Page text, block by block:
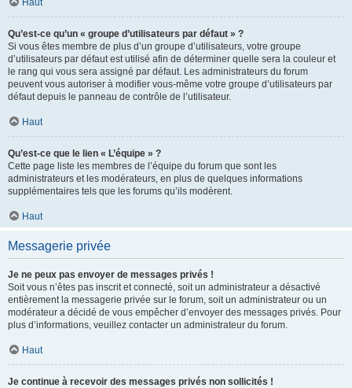
Haut
Qu’est-ce qu’un « groupe d’utilisateurs par défaut » ?
Si vous êtes membre de plus d’un groupe d’utilisateurs, votre groupe
d’utilisateurs par défaut est utilisé afin de déterminer quelle sera la couleur et
le rang qui vous sera assigné par défaut. Les administrateurs du forum
peuvent vous autoriser à modifier vous-même votre groupe d’utilisateurs par
défaut depuis le panneau de contrôle de l’utilisateur.
Haut
Qu’est-ce que le lien « L’équipe » ?
Cette page liste les membres de l’équipe du forum que sont les
administrateurs et les modérateurs, en plus de quelques informations
supplémentaires tels que les forums qu’ils modèrent.
Haut
Messagerie privée
Je ne peux pas envoyer de messages privés !
Soit vous n’êtes pas inscrit et connecté, soit un administrateur a désactivé
entièrement la messagerie privée sur le forum, soit un administrateur ou un
modérateur a décidé de vous empêcher d’envoyer des messages privés. Pour
plus d’informations, veuillez contacter un administrateur du forum.
Haut
Je continue à recevoir des messages privés non sollicités !